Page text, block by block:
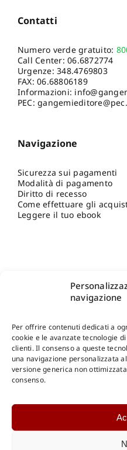
navigazione
Per offrire contenuti dedicati a
cookie e le avanzate tecnologie
clienti. Il consenso a queste
una navigazione personalizzata
versione generica non
consenso.
Contatti
Numero verde gratuito:
Call Center:06.6872774
Urgenze:348.4769803
FAX: 06.68806189
Informazioni:
PEC:
Navigazione
Sicurezza sui pagamenti
Modalità di pagamento
Diritto di recesso
Come effettuare gli
Leggere il tuo ebook
Shop Gangemi Editore-